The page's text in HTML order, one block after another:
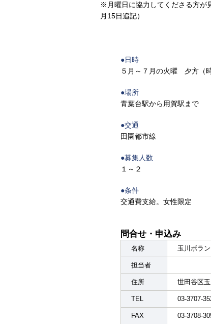
※月曜日に協力してくださる方が
月15日追記）
●日時
５月～７月の火曜 夕方（
●場所
青葉台駅から用賀駅まで
●交通
田園都市線
●募集人数
１～２
●条件
交通費支給。女性限定
問合せ・申込み
名称 玉川ボラ
担当者
住所 世田谷区
TEL 03-3707-
FAX 03-3708-